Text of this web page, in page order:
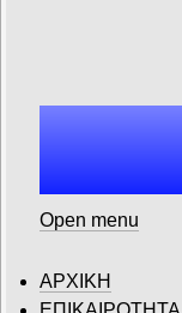
Open menu
ΑΡΧΙΚΗ